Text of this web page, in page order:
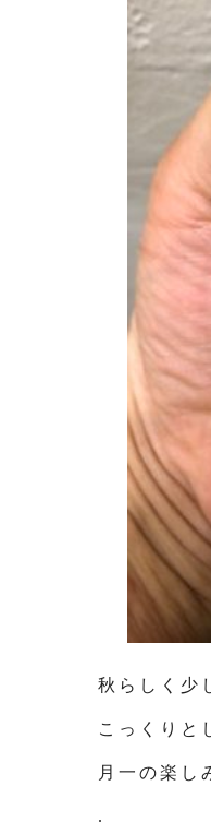
秋らしく少
こっくり
月一の楽
.